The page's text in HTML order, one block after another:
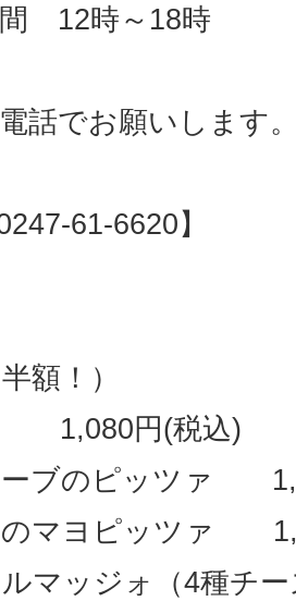
12時～18時
話でお願いします
61-6620】
額！）
1,080円(税込)
ーブのピッツァ
のマヨピッツァ
マッジォ（4種チ